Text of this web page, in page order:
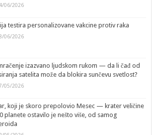
06/2026
testira personalizovane vakcine protiv raka
06/2026
izazvano ljudskom rukom — da li čađ od
satelita može da blokira sunčevu svetlost?
05/2026
koji je skoro prepolovio Mesec — krater veličine
planete ostavilo je nešto više, od samog